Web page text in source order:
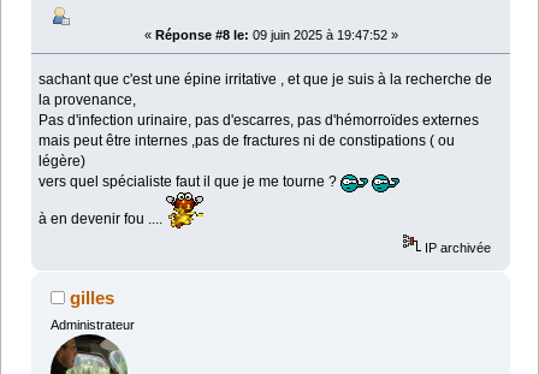
« Réponse #8 le: 09 juin 2025 à 19:47:52 »
sachant que c'est une épine irritative , et que je suis à la recherche de
la provenance,
Pas d'infection urinaire, pas d'escarres, pas d'hémorroïdes externes
mais peut être internes ,pas de fractures ni de constipations ( ou
légère)
vers quel spécialiste faut il que je me tourne ?
à en devenir fou ....
IP archivée
gilles
Administrateur